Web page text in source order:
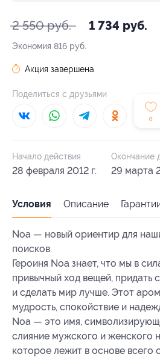
2 550 руб. 1 734 руб.
Экономия 816 руб.
0
Акция завершена
Поделиться с друзьями
Начало действия
28 февраля 2012 г.
Окончание
29 марта
Условия Описание
Noa — новый ориентир для
поисков.
Героиня Noa знает, что мы в
привычный ход вещей, придать
и сделать мир лучше. Этот
мудрость, спокойствие и
Noa — это имя,
слияние мужского и женского
которое лежит в основе всего